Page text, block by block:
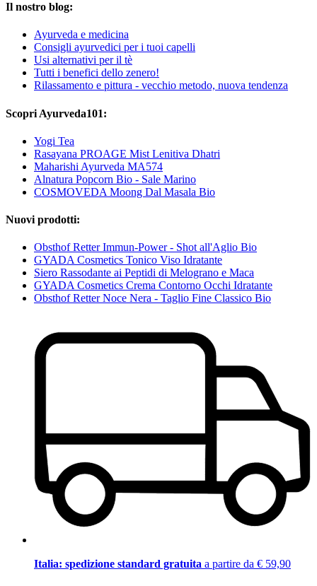
Il nostro blog:
Ayurveda e medicina
Consigli ayurvedici per i tuoi capelli
Usi alternativi per il tè
Tutti i benefici dello zenero!
Rilassamento e pittura - vecchio metodo, nuova tendenza
Scopri Ayurveda101:
Yogi Tea
Rasayana PROAGE Mist Lenitiva Dhatri
Maharishi Ayurveda MA574
Alnatura Popcorn Bio - Sale Marino
COSMOVEDA Moong Dal Masala Bio
Nuovi prodotti:
Obsthof Retter Immun-Power - Shot all'Aglio Bio
GYADA Cosmetics Tonico Viso Idratante
Siero Rassodante ai Peptidi di Melograno e Maca
GYADA Cosmetics Crema Contorno Occhi Idratante
Obsthof Retter Noce Nera - Taglio Fine Classico Bio
Italia: spedizione standard gratuita a partire da € 59,90